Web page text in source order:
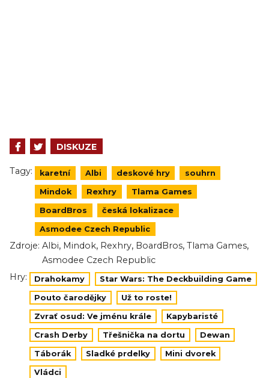
DISKUZE
Tagy: karetní Albi deskové hry souhrn
Mindok Rexhry Tlama Games
BoardBros česká lokalizace
Asmodee Czech Republic
Zdroje: Albi, Mindok, Rexhry, BoardBros, Tlama Games,
Asmodee Czech Republic
Hry:
Drahokamy Star Wars: The Deckbuilding Game
Pouto čarodějky Už to roste!
Zvrať osud: Ve jménu krále Kapybaristé
Crash Derby Třešnička na dortu Dewan
Táborák Sladké prdelky Mini dvorek
Vládci